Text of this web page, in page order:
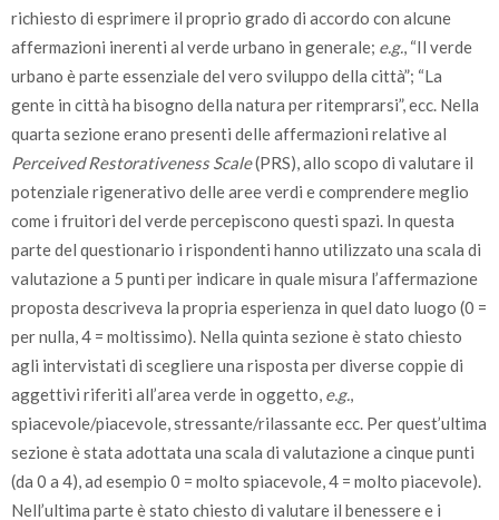
impegnato non convivente
single
altro
richiesto di esprimere il proprio grado di accordo con alcune
affermazioni inerenti al verde urbano in generale; e.g., “Il verde
urbano è parte essenziale del vero sviluppo della città”; “La
gente in città ha bisogno della natura per ritemprarsi”, ecc. Nella
quarta sezione erano presenti delle affermazioni relative al
Perceived Restorativeness Scale(PRS), allo scopo di valutare il
potenziale rigenerativo delle aree verdi e comprendere meglio
come i fruitori del verde percepiscono questi spazi. In questa
parte del questionario i rispondenti hanno utilizzato una scala di
valutazione a 5 punti per indicare in quale misura l’affermazione
proposta descriveva la propria esperienza in quel dato luogo (0 =
per nulla, 4 = moltissimo). Nella quinta sezione è stato chiesto
agli intervistati di scegliere una risposta per diverse coppie di
aggettivi riferiti all’area verde in oggetto, e.g.,
spiacevole/piacevole, stressante/rilassante ecc. Per quest’ultima
sezione è stata adottata una scala di valutazione a cinque punti
(da 0 a 4), ad esempio 0 = molto spiacevole, 4 = molto piacevole).
Nell’ultima parte è stato chiesto di valutare il benessere e i